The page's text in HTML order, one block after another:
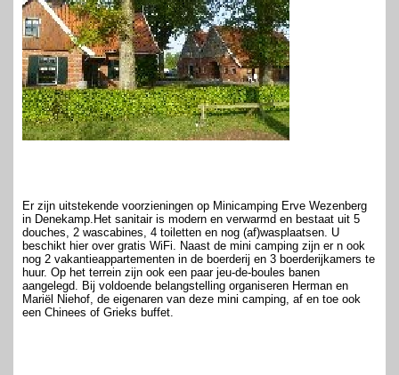
Er zijn uitstekende voorzieningen op Minicamping Erve Wezenberg
in Denekamp.Het sanitair is modern en verwarmd en bestaat uit 5
douches, 2 wascabines, 4 toiletten en nog (af)wasplaatsen. U
beschikt hier over gratis WiFi. Naast de mini camping zijn er n ook
nog 2 vakantieappartementen in de boerderij en 3 boerderijkamers te
huur. Op het terrein zijn ook een paar jeu-de-boules banen
aangelegd. Bij voldoende belangstelling organiseren Herman en
Mariël Niehof, de eigenaren van deze mini camping, af en toe ook
een Chinees of Grieks buffet.